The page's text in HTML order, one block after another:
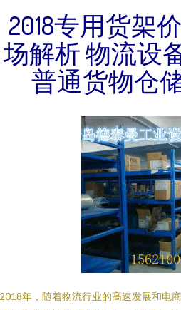
2018专用货架
场解析 物流设
普通货物仓
年，随着物流行业的高速发展和电